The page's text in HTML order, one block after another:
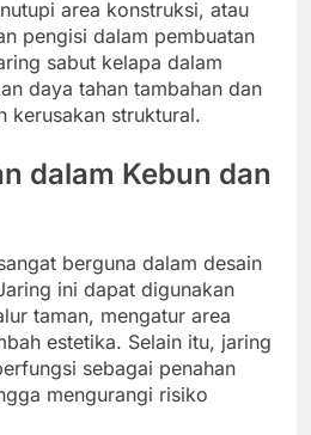
area konstruksi, atau
pengisi dalam pembuatan
sabut kelapa dalam
daya tahan tambahan dan
kerusakan struktural.
dalam Kebun dan
berguna dalam desain
ini dapat digunakan
taman, mengatur area
estetika. Selain itu, jaring
sebagai penahan
mengurangi risiko